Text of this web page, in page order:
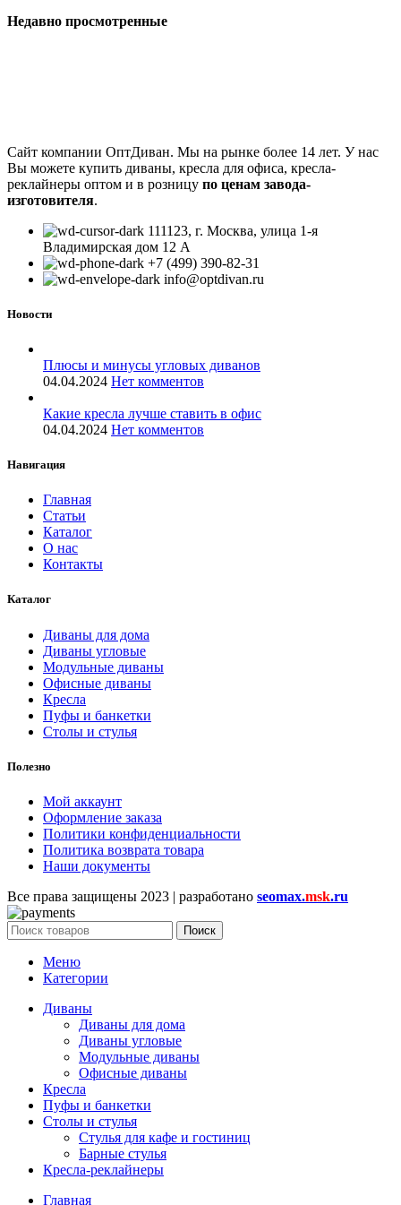
Недавно просмотренные
Сайт компании ОптДиван. Мы на рынке более 14 лет. У нас
Вы можете купить диваны, кресла для офиса, кресла-
реклайнеры оптом и в розницу по ценам завода-
изготовителя.
111123, г. Москва, улица 1-я
Владимирская дом 12 А
+7 (499) 390-82-31
info@optdivan.ru
Новости
Плюсы и минусы угловых диванов
04.04.2024 Нет комментов
Какие кресла лучше ставить в офис
04.04.2024 Нет комментов
Навигация
Главная
Статьи
Каталог
О нас
Контакты
Каталог
Диваны для дома
Диваны угловые
Модульные диваны
Офисные диваны
Кресла
Пуфы и банкетки
Столы и стулья
Полезно
Мой аккаунт
Оформление заказа
Политики конфиденциальности
Политика возврата товара
Наши документы
Все права защищены 2023 | разработано seomax.msk.ru
Поиск
Меню
Категории
Диваны
Диваны для дома
Диваны угловые
Модульные диваны
Офисные диваны
Кресла
Пуфы и банкетки
Столы и стулья
Стулья для кафе и гостиниц
Барные стулья
Кресла-реклайнеры
Главная